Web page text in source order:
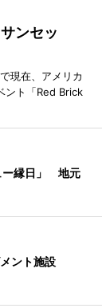
ンセッ
現在、アメリカ
ント「Red Brick
ー縁日」 地元
ント施設